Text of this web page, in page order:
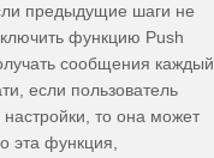
предыдущие шаги не
функцию Push
сообщения каждый
если пользователь
то она может
эта функция,